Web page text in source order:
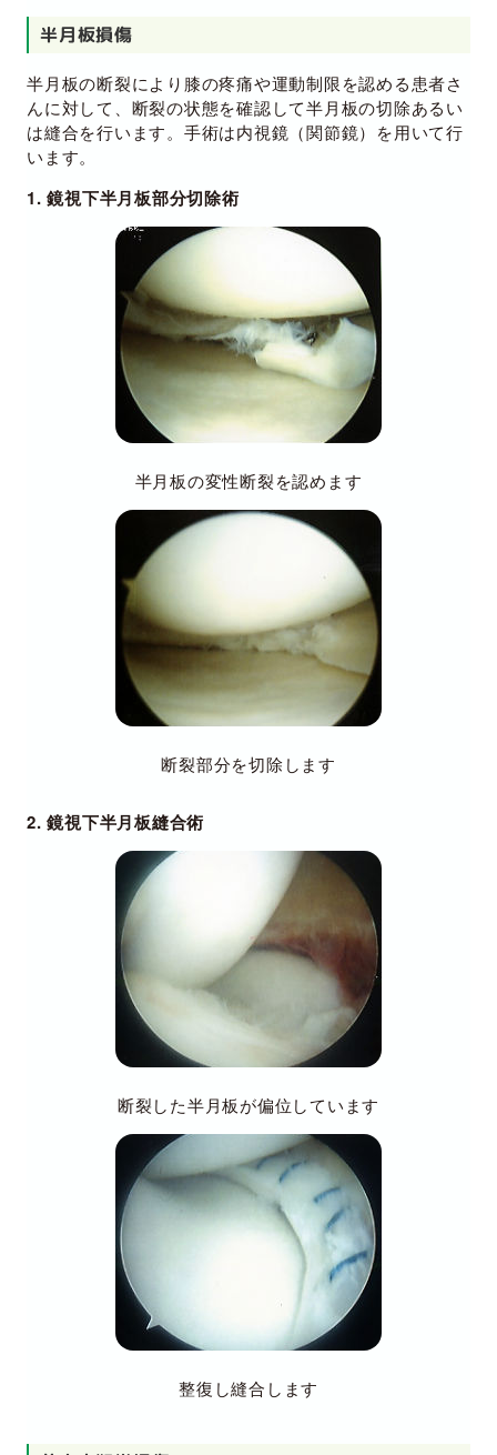
半月板損傷
半月板の断裂により膝の疼痛や運動制限を認める患者さ
んに対して、断裂の状態を確認して半月板の切除あるい
は縫合を行います。手術は内視鏡（関節鏡）を用いて行
います。
1. 鏡視下半月板部分切除術
半月板の変性断裂を認めます
断裂部分を切除します
2. 鏡視下半月板縫合術
断裂した半月板が偏位しています
整復し縫合します